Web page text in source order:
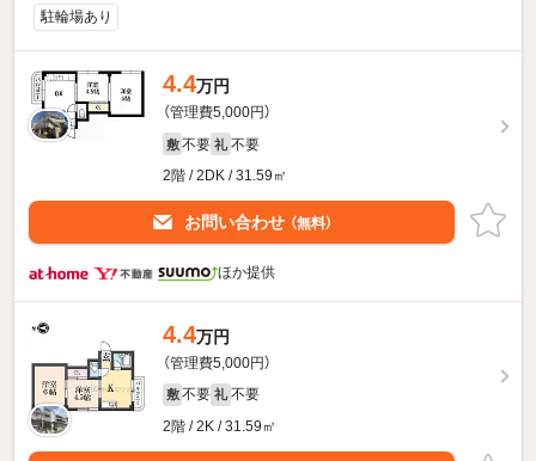
駐輪場あり
4.4万円
（管理費5,000円）
敷 不要 礼 不要
2階 / 2DK / 31.59㎡
お問い合わせ （無料）
ほか提供
4.4万円
（管理費5,000円）
敷 不要 礼 不要
2階 / 2K / 31.59㎡